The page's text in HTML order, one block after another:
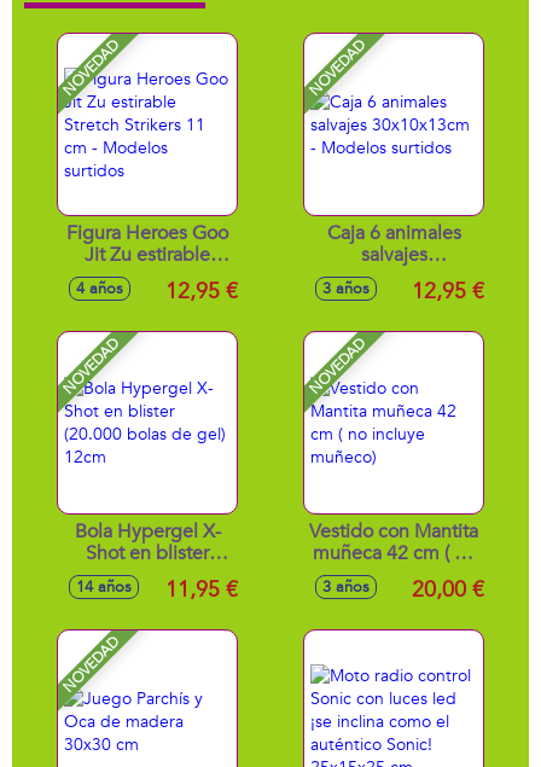
NOVEDAD
Figura Heroes Goo
Jit Zu estirable
Stretch Strikers 11
cm - Modelos
4 años 12,95 €
NOVEDAD
Caja 6 animales
salvajes
30x10x13cm -
Modelos surtidos
3 años 12,95 €
NOVEDAD
Bola Hypergel X-
Shot en blister
(20.000 bolas de
gel) 12cm
14 años 11,95 €
NOVEDAD
Vestido con Mantita
muñeca 42 cm ( no
incluye muñeco)
3 años 20,00 €
NOVEDAD